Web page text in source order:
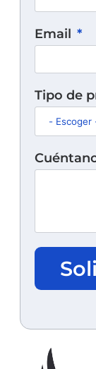
Email
Tipo de